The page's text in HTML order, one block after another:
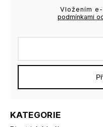
KATEGORIE
Vložením
podmínkami